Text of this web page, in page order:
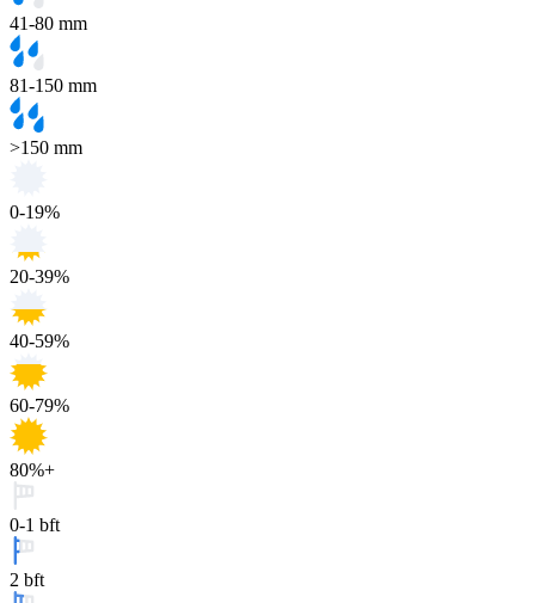
41-80 mm
81-150 mm
>150 mm
0-19%
20-39%
40-59%
60-79%
80%+
0-1 bft
2 bft